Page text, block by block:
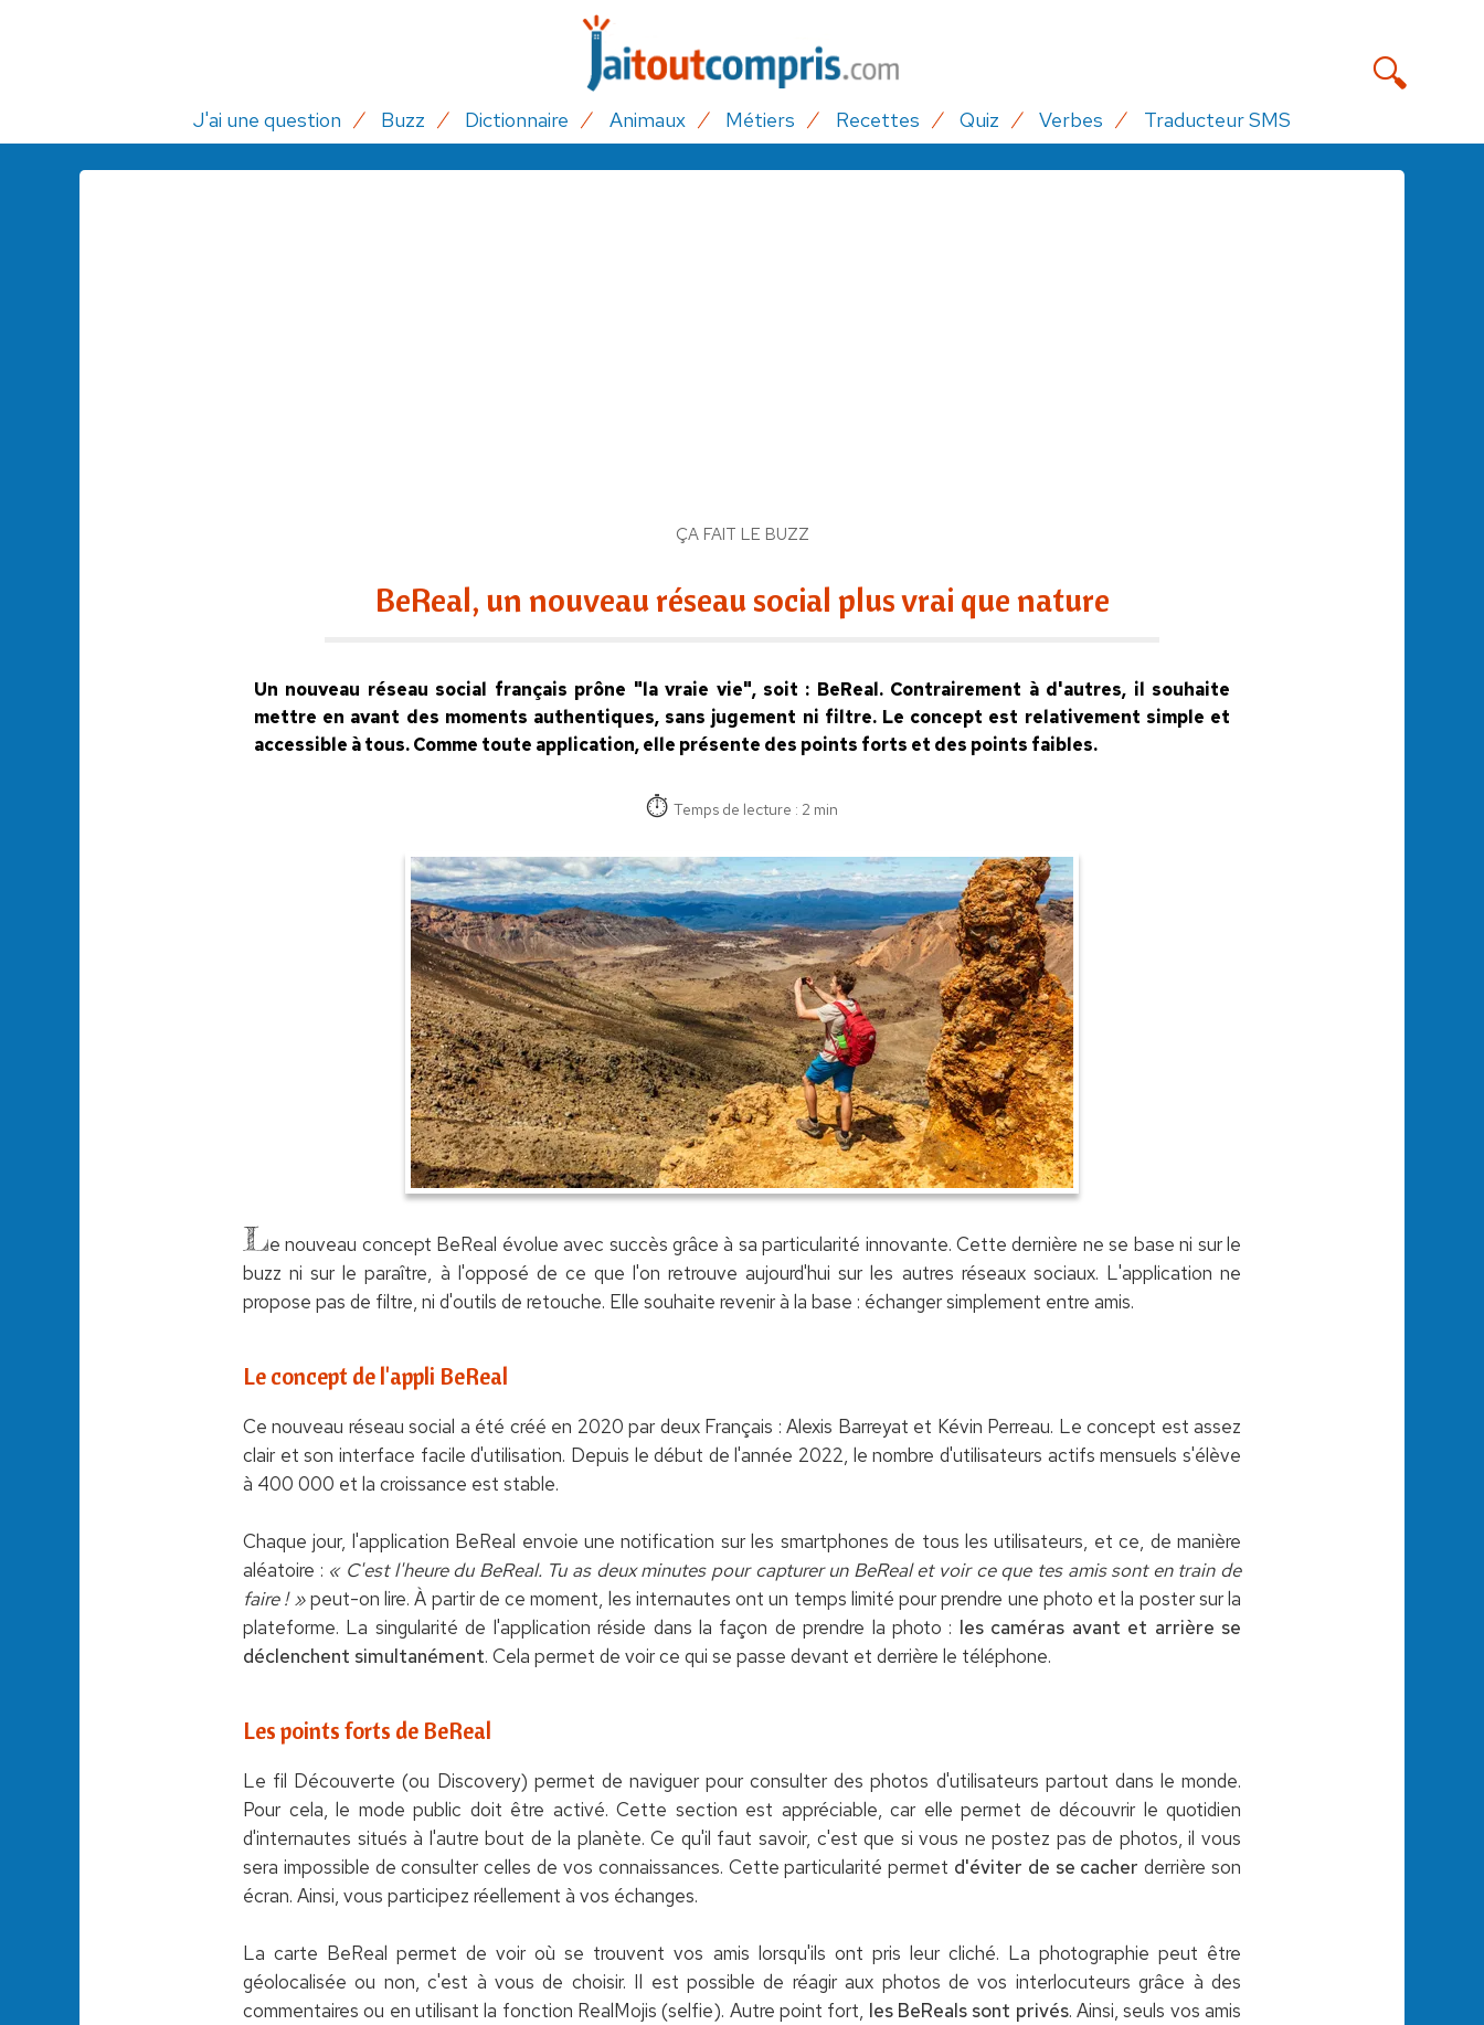
J'ai une question Buzz Dictionnaire Animaux Métiers Recettes Quiz Verbes Traducteur SMS
ÇA FAIT LE BUZZ
BeReal, un nouveau réseau social plus vrai que nature
Un nouveau réseau social français prône "la vraie vie", soit : BeReal. Contrairement à d'autres, il souhaite
mettre en avant des moments authentiques, sans jugement ni filtre. Le concept est relativement simple et
accessible à tous. Comme toute application, elle présente des points forts et des points faibles.
Temps de lecture : 2 min
Le nouveau concept BeReal évolue avec succès grâce à sa particularité innovante. Cette dernière ne se base ni sur le
buzz ni sur le paraître, à l'opposé de ce que l'on retrouve aujourd'hui sur les autres réseaux sociaux. L'application ne
propose pas de filtre, ni d'outils de retouche. Elle souhaite revenir à la base : échanger simplement entre amis.
Le concept de l'appli BeReal
Ce nouveau réseau social a été créé en 2020 par deux Français : Alexis Barreyat et Kévin Perreau. Le concept est assez
clair et son interface facile d'utilisation. Depuis le début de l'année 2022, le nombre d'utilisateurs actifs mensuels s'élève
à 400 000 et la croissance est stable.
Chaque jour, l'application BeReal envoie une notification sur les smartphones de tous les utilisateurs, et ce, de manière
aléatoire : « C'est l'heure du BeReal. Tu as deux minutes pour capturer un BeReal et voir ce que tes amis sont en train de
faire ! »peut-on lire. À partir de ce moment, les internautes ont un temps limité pour prendre une photo et la poster sur la
plateforme. La singularité de l'application réside dans la façon de prendre la photo : les caméras avant et arrière se
déclenchent simultanément. Cela permet de voir ce qui se passe devant et derrière le téléphone.
Les points forts de BeReal
Le fil Découverte (ou Discovery) permet de naviguer pour consulter des photos d'utilisateurs partout dans le monde.
Pour cela, le mode public doit être activé. Cette section est appréciable, car elle permet de découvrir le quotidien
d'internautes situés à l'autre bout de la planète. Ce qu'il faut savoir, c'est que si vous ne postez pas de photos, il vous
sera impossible de consulter celles de vos connaissances. Cette particularité permet d'éviter de se cacher derrière son
écran. Ainsi, vous participez réellement à vos échanges.
La carte BeReal permet de voir où se trouvent vos amis lorsqu'ils ont pris leur cliché. La photographie peut être
géolocalisée ou non, c'est à vous de choisir. Il est possible de réagir aux photos de vos interlocuteurs grâce à des
commentaires ou en utilisant la fonction RealMojis (selfie). Autre point fort, les BeReals sont privés. Ainsi, seuls vos amis